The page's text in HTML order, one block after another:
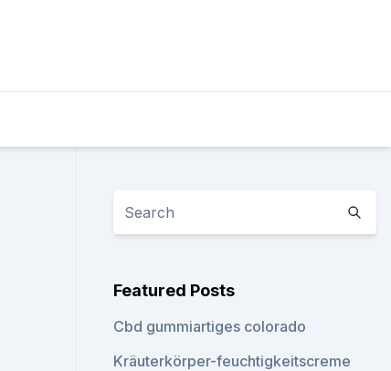
Featured Posts
Cbd gummiartiges colorado
Kräuterkörper-feuchtigkeitscreme